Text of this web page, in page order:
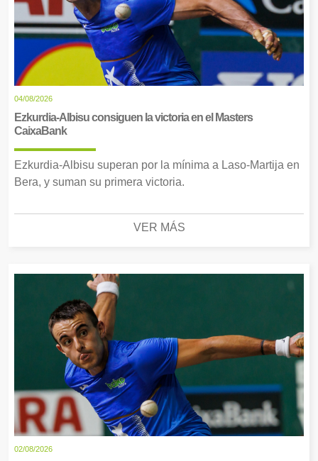
04/08/2026
Ezkurdia-Albisu consiguen la victoria en el Masters
CaixaBank
Ezkurdia-Albisu superan por la mínima a Laso-Martija en
Bera, y suman su primera victoria.
VER MÁS
02/08/2026